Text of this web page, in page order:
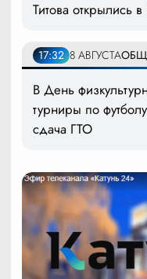
Титова открылись
17:32 8 АВГУСТА
В День
турниры по
сдача ГТО